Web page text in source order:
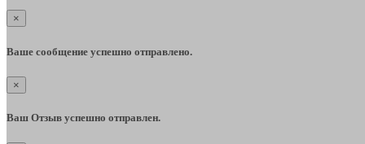
×
Ваше сообщение успешно отправлено.
×
Ваш Отзыв успешно отправлен.